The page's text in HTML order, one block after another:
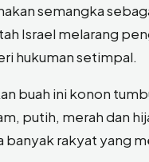
semangka
Israel melarang
hukuman setimpal.
buah ini konon
putih, merah dan
banyak rakyat yang